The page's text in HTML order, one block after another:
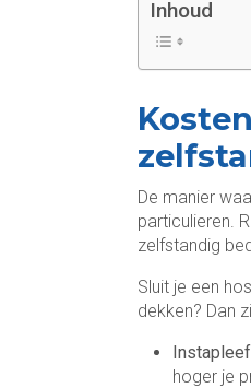
Inhoud
De manier
particulieren.
zelfstandig
Sluit je een
dekken? Dan
hoger je